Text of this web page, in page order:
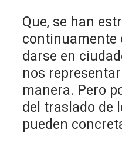
Que, se han
continuamente
darse en
nos
manera. Pero
del traslado de
pueden